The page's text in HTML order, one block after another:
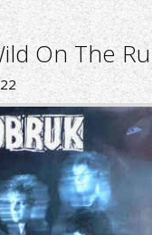
On The